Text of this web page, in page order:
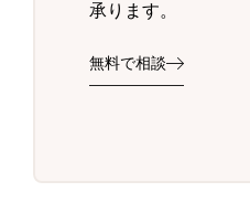
承ります。
無料で相談